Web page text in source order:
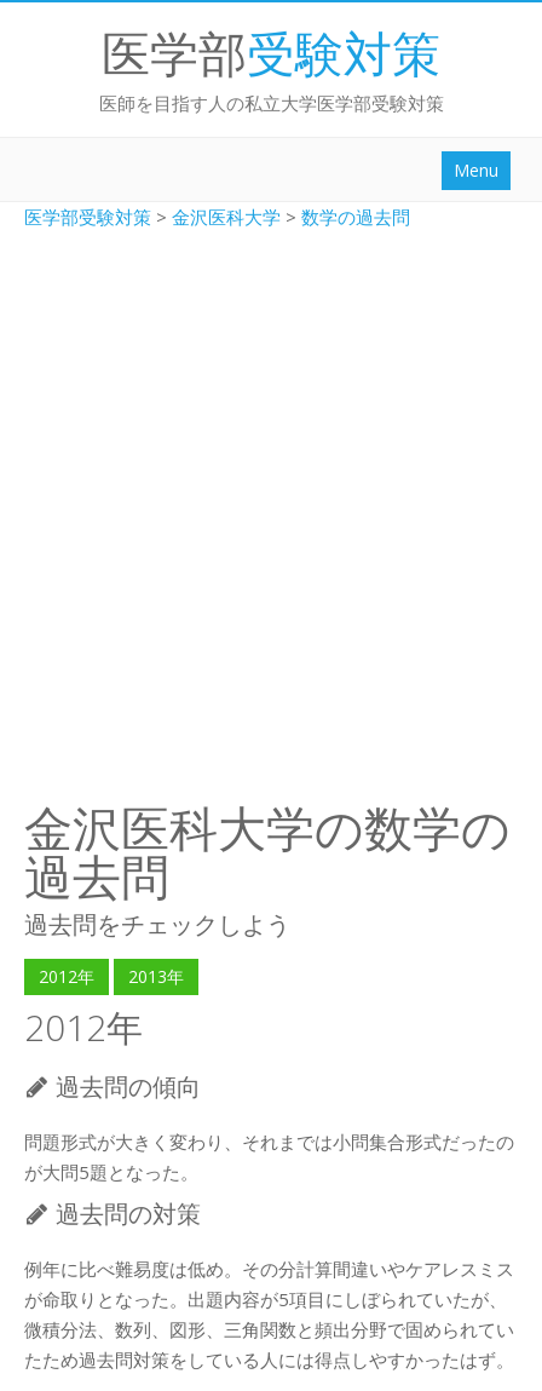
医学部受験対策
医師を目指す人の私立大学医学部受験対策
Menu
勉強法ブログ
医学部受験対策 > 金沢医科大学 > 数学の過去問
金沢医科大学の数学の
過去問
過去問をチェックしよう
2012年 2013年
2012年
過去問の傾向
問題形式が大きく変わり、それまでは小問集合形式だったの
が大問5題となった。
過去問の対策
例年に比べ難易度は低め。その分計算間違いやケアレスミス
が命取りとなった。出題内容が5項目にしぼられていたが、
微積分法、数列、図形、三角関数と頻出分野で固められてい
たため過去問対策をしている人には得点しやすかったはず。